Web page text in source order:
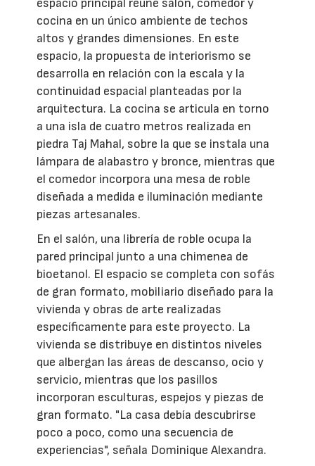
cocina en un único ambiente de techos
altos y grandes dimensiones. En este
espacio, la propuesta de interiorismo se
desarrolla en relación con la escala y la
continuidad espacial planteadas por la
arquitectura. La cocina se articula en torno
a una isla de cuatro metros realizada en
piedra Taj Mahal, sobre la que se instala una
lámpara de alabastro y bronce, mientras que
el comedor incorpora una mesa de roble
diseñada a medida e iluminación mediante
piezas artesanales.
En el salón, una librería de roble ocupa la
pared principal junto a una chimenea de
bioetanol. El espacio se completa con sofás
de gran formato, mobiliario diseñado para la
vivienda y obras de arte realizadas
específicamente para este proyecto. La
vivienda se distribuye en distintos niveles
que albergan las áreas de descanso, ocio y
servicio, mientras que los pasillos
incorporan esculturas, espejos y piezas de
gran formato. "La casa debía descubrirse
poco a poco, como una secuencia de
experiencias", señala Dominique Alexandra.